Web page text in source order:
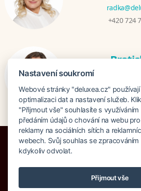
+420 724
+421 948
Pojištění proti úpadku 125 000
Nastavení soukromí
Webové stránky "deluxea.cz"
optimalizaci dat a nastavení služeb.
"Přijmout vše" souhlasíte s
předáním údajů o chování na webu
reklamy na sociálních sítích a
webech. Svůj souhlas se
kdykoliv odvolat.
Přijmout vše